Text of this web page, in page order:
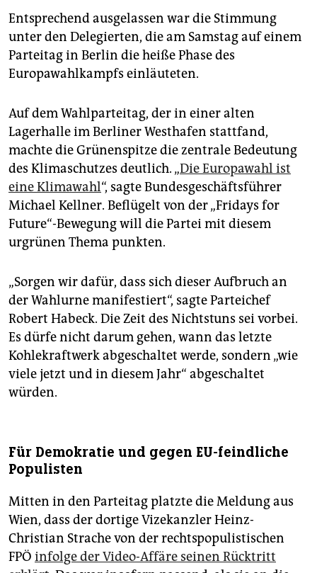
Entsprechend ausgelassen war die Stimmung
unter den Delegierten, die am Samstag auf einem
Parteitag in Berlin die heiße Phase des
Europawahlkampfs einläuteten.
Auf dem Wahlparteitag, der in einer alten
Lagerhalle im Berliner Westhafen stattfand,
machte die Grünenspitze die zentrale Bedeutung
des Klimaschutzes deutlich. „Die Europawahl ist
eine Klimawahl“, sagte Bundesgeschäftsführer
Michael Kellner. Beflügelt von der „Fridays for
Future“-Bewegung will die Partei mit diesem
urgrünen Thema punkten.
„Sorgen wir dafür, dass sich dieser Aufbruch an
der Wahlurne manifestiert“, sagte Parteichef
Robert Habeck. Die Zeit des Nichtstuns sei vorbei.
Es dürfe nicht darum gehen, wann das letzte
Kohlekraftwerk abgeschaltet werde, sondern „wie
viele jetzt und in diesem Jahr“ abgeschaltet
würden.
Für Demokratie und gegen EU-feindliche
Populisten
Mitten in den Parteitag platzte die Meldung aus
Wien, dass der dortige Vizekanzler Heinz-
Christian Strache von der rechtspopulistischen
FPÖ infolge der Video-Affäre seinen Rücktritt